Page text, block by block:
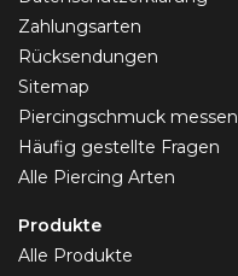
Zahlungsarten
Rücksendungen
Sitemap
Piercingschmuck messen
Häufig gestellte Fragen
Alle Piercing Arten
Produkte
Alle Produkte